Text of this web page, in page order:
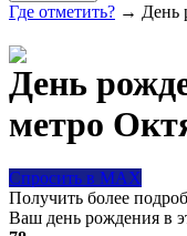
Где отметить? → День
День
метро
Спросить в MAX
Получить более
Ваш день рождения в